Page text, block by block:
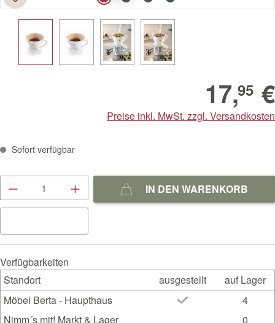
17,95 €
Preise inkl. MwSt. zzgl. Versandkosten
Sofort verfügbar
Produkt Anzahl: Gib den gewünschten Wert
IN DEN WARENKORB
Verfügbarkeiten
Standort
ausgestellt
auf Lager
Möbel Berta - Haupthaus
4
Nimm´s mit! Markt & Lager
0